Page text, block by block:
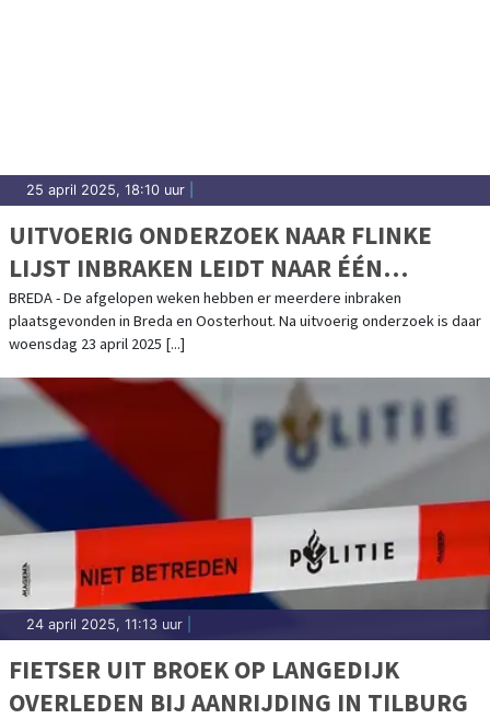
25 april 2025, 18:10 uur
UITVOERIG ONDERZOEK NAAR FLINKE
LIJST INBRAKEN LEIDT NAAR ÉÉN
VERDACHTE
BREDA - De afgelopen weken hebben er meerdere inbraken
plaatsgevonden in Breda en Oosterhout. Na uitvoerig onderzoek is daar
woensdag 23 april 2025 [...]
24 april 2025, 11:13 uur
FIETSER UIT BROEK OP LANGEDIJK
OVERLEDEN BIJ AANRIJDING IN TILBURG